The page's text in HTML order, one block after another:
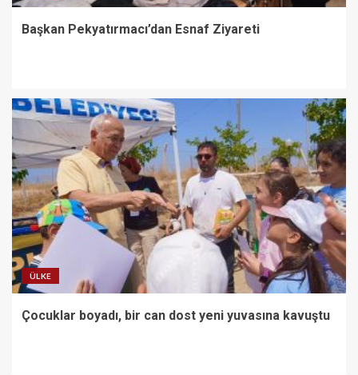
Başkan Pekyatırmacı’dan Esnaf Ziyareti
ÜLKE
Çocuklar boyadı, bir can dost yeni yuvasına kavuştu